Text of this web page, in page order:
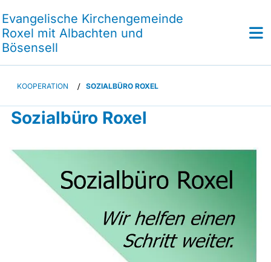
Evangelische Kirchengemeinde
Roxel mit Albachten und
Bösensell
KOOPERATION / SOZIALBÜRO ROXEL
Sozialbüro Roxel